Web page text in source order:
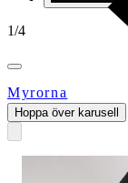
1/4
Myrorna
Hoppa över karusell